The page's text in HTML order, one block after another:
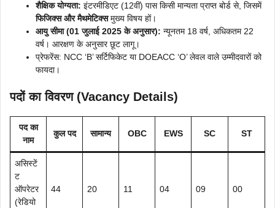
शैक्षिक योग्यता: इंटरमीडिएट (12वीं) पास किसी मान्यता प्राप्त बोर्ड से, जिसमें
फिजिक्स और मैथमेटिक्समुख्य विषय हों।
आयु सीमा (01 जुलाई 2025 के अनुसार): न्यूनतम 18 वर्ष, अधिकतम 22
वर्ष। आरक्षण के अनुसार छूट लागू।
प्रेफरेंस: NCC ‘B’ सर्टिफिकेट या DOEACC ‘O’ लेवल वाले उम्मीदवारों को
फायदा।
पदों का विवरण (Vacancy Details)
पद का
नाम
कुल पद सामान्य OBC EWS SC ST
असिस्टें
ट
ऑपरेटर
(रेडियो
44 20 11 04 09 00